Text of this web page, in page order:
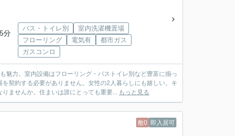
分
バス・トイレ別
室内洗濯機置場
フローリング
電気有
都市ガス
ガスコンロ
魅力。室内設備はフローリング・バストイレ別など豊富に揃っ
契約する必要がありません。女性の2人暮らしにも嬉しい。キ
ませんか。住まいは誰にとっても重要... もっと見る
敷0 即入居可